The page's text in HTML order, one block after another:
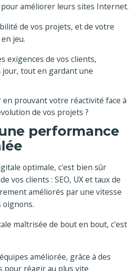
améliorer leurs sites Internet.
de vos projets, et de votre
jeu.
exigences de vos clients,
tout en gardant une
prouvant votre réactivité face à
de vos projets ?
performance
optimale, c'est bien sûr
vos clients : SEO, UX et taux de
améliorés par une vitesse
oignons.
maîtrisée de bout en bout, c'est
améliorée, grâce à des
pour réagir au plus vite